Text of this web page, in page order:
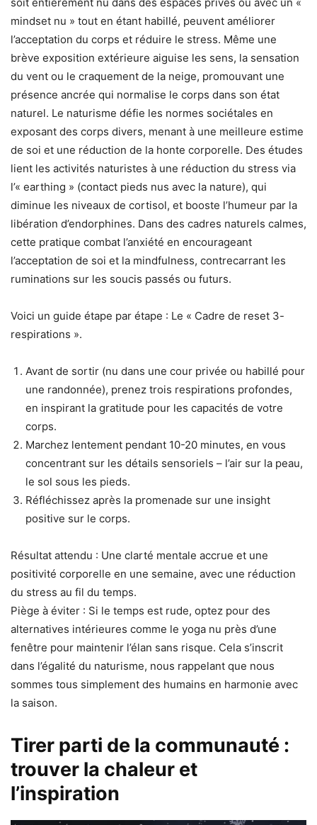
mindset nu » tout en étant habillé, peuvent améliorer
l’acceptation du corps et réduire le stress. Même une
brève exposition extérieure aiguise les sens, la sensation
du vent ou le craquement de la neige, promouvant une
présence ancrée qui normalise le corps dans son état
naturel. Le naturisme défie les normes sociétales en
exposant des corps divers, menant à une meilleure estime
de soi et une réduction de la honte corporelle. Des études
lient les activités naturistes à une réduction du stress via
l’« earthing » (contact pieds nus avec la nature), qui
diminue les niveaux de cortisol, et booste l’humeur par la
libération d’endorphines. Dans des cadres naturels calmes,
cette pratique combat l’anxiété en encourageant
l’acceptation de soi et la mindfulness, contrecarrant les
ruminations sur les soucis passés ou futurs.
Voici un guide étape par étape : Le « Cadre de reset 3-
respirations ».
Avant de sortir (nu dans une cour privée ou habillé pour
une randonnée), prenez trois respirations profondes,
en inspirant la gratitude pour les capacités de votre
corps.
Marchez lentement pendant 10-20 minutes, en vous
concentrant sur les détails sensoriels – l’air sur la peau,
le sol sous les pieds.
Réfléchissez après la promenade sur une insight
positive sur le corps.
Résultat attendu : Une clarté mentale accrue et une
positivité corporelle en une semaine, avec une réduction
du stress au fil du temps.
Piège à éviter : Si le temps est rude, optez pour des
alternatives intérieures comme le yoga nu près d’une
fenêtre pour maintenir l’élan sans risque. Cela s’inscrit
dans l’égalité du naturisme, nous rappelant que nous
sommes tous simplement des humains en harmonie avec
la saison.
Tirer parti de la communauté :
trouver la chaleur et
l’inspiration